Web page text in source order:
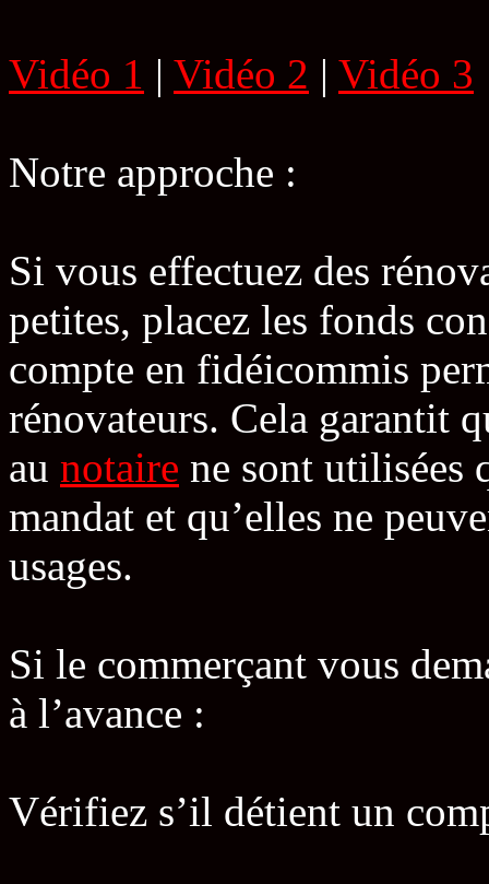
Vidéo 1 | Vidéo 2 | Vidéo 3
Notre approche :
Si vous effectuez des
petites, placez les fonds
compte en fidéicommis
rénovateurs. Cela garantit
au notaire ne sont utilisées
mandat et qu’elles ne
usages.
Si le commerçant vous
à l’avance :
Vérifiez s’il détient un